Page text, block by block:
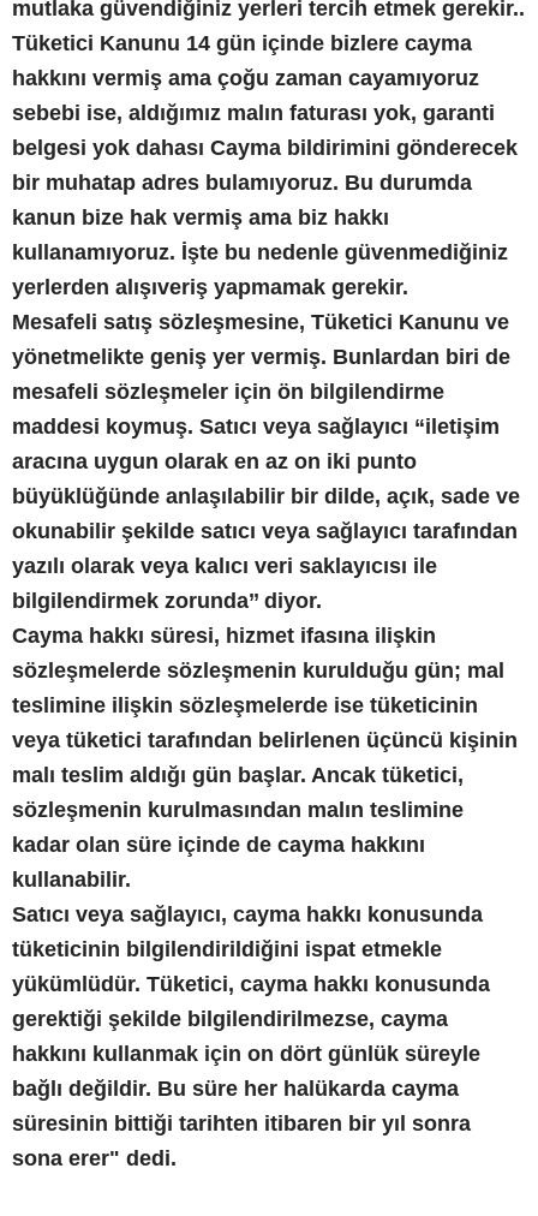
mutlaka güvendiğiniz yerleri tercih etmek gerekir..
Tüketici Kanunu 14 gün içinde bizlere cayma
hakkını vermiş ama çoğu zaman cayamıyoruz
sebebi ise, aldığımız malın faturası yok, garanti
belgesi yok dahası Cayma bildirimini gönderecek
bir muhatap adres bulamıyoruz. Bu durumda
kanun bize hak vermiş ama biz hakkı
kullanamıyoruz. İşte bu nedenle güvenmediğiniz
yerlerden alışıveriş yapmamak gerekir.
Mesafeli satış sözleşmesine, Tüketici Kanunu ve
yönetmelikte geniş yer vermiş. Bunlardan biri de
mesafeli sözleşmeler için ön bilgilendirme
maddesi koymuş. Satıcı veya sağlayıcı “iletişim
aracına uygun olarak en az on iki punto
büyüklüğünde anlaşılabilir bir dilde, açık, sade ve
okunabilir şekilde satıcı veya sağlayıcı tarafından
yazılı olarak veya kalıcı veri saklayıcısı ile
bilgilendirmek zorunda’’ diyor.
Cayma hakkı süresi, hizmet ifasına ilişkin
sözleşmelerde sözleşmenin kurulduğu gün; mal
teslimine ilişkin sözleşmelerde ise tüketicinin
veya tüketici tarafından belirlenen üçüncü kişinin
malı teslim aldığı gün başlar. Ancak tüketici,
sözleşmenin kurulmasından malın teslimine
kadar olan süre içinde de cayma hakkını
kullanabilir.
Satıcı veya sağlayıcı, cayma hakkı konusunda
tüketicinin bilgilendirildiğini ispat etmekle
yükümlüdür. Tüketici, cayma hakkı konusunda
gerektiği şekilde bilgilendirilmezse, cayma
hakkını kullanmak için on dört günlük süreyle
bağlı değildir. Bu süre her halükarda cayma
süresinin bittiği tarihten itibaren bir yıl sonra
sona erer" dedi.